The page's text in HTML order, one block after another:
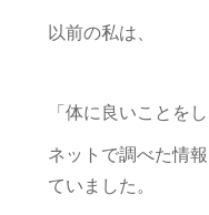
以前の私は、
「体に良いことを
ネットで調べた情
ていました。